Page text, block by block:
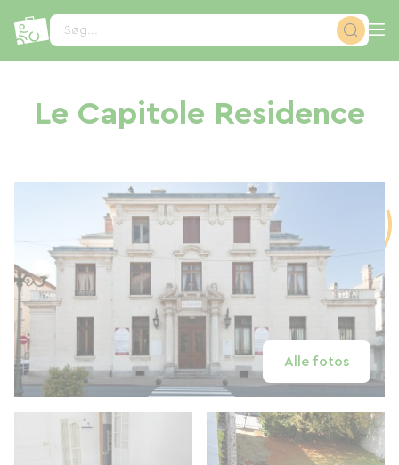
Søg...
Le Capitole Residence
Alle fotos
CCookie-styringspanel